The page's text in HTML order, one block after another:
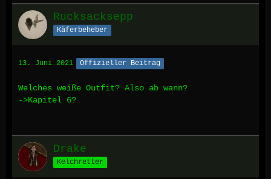
Rucksacksepp
Käferbeheber
13. Juni 2021 Offizieller Beitrag
Welches weiße Outfit? Also ab wann?
->Kapitel 6?
Drake
Kelchretter